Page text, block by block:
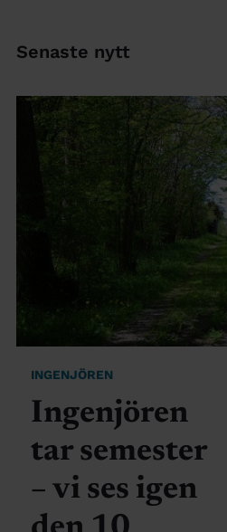
Senaste nytt
INGENJÖREN
Ingenjören
tar semester
– vi ses igen